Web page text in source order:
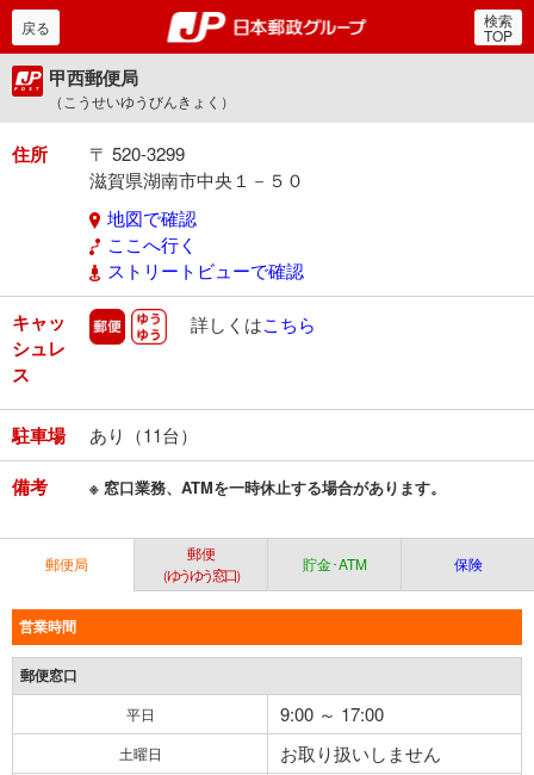
郵便局・日本郵政グルー
戻る 検索
TOP
甲西郵便局
（こうせいゆうびんきょく）
住所
〒 520-3299
滋賀県湖南市中央１－５０
地図で確認
ここへ行く
ストリートビューで確認
キャッ
シュレ
ス
郵便 ゆうゆう
詳しくはこちら
駐車場 あり（11台）
備考 ※ 窓口業務、ATMを一時休止する場合があります。
郵便局
郵便
（ゆうゆう窓口）
貯金･ATM 保険
営業時間
郵便窓口
平日 9:00 ～ 17:00
土曜日 お取り扱いしません